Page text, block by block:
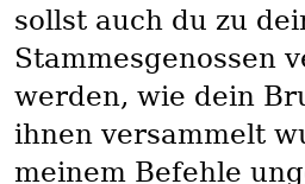
sollst auch du zu
Stammesgenossen
werden, wie dein
ihnen versammelt
meinem Befehle